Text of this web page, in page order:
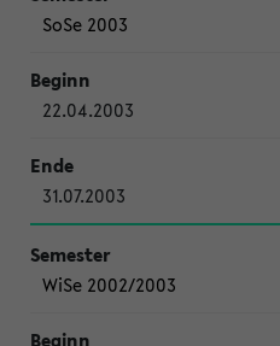
SoSe 2003
22.04.2003
31.07.2003
WiSe 2002/2003